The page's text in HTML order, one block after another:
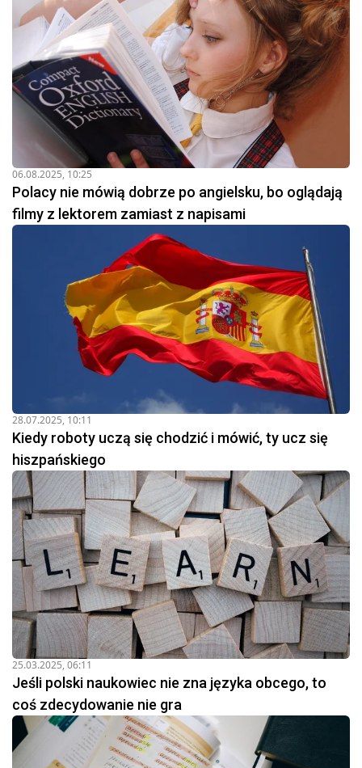
06.08.2025, 10:25
Polacy nie mówią dobrze po angielsku, bo oglądają
filmy z lektorem zamiast z napisami
28.07.2025, 10:11
Kiedy roboty uczą się chodzić i mówić, ty ucz się
hiszpańskiego
25.03.2025, 06:11
Jeśli polski naukowiec nie zna języka obcego, to
coś zdecydowanie nie gra